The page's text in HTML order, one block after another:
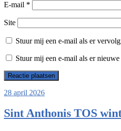
E-mail *
Site
Stuur mij een e-mail als er
Stuur mij een e-mail als er
28 april 2026
Sint Anthonis TOS